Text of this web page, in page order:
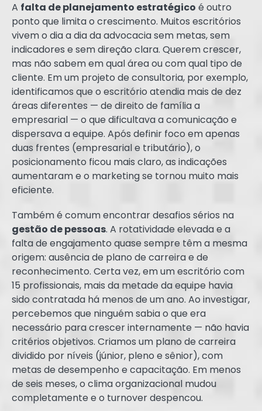
A falta de planejamento estratégico é outro
ponto que limita o crescimento. Muitos escritórios
vivem o dia a dia da advocacia sem metas, sem
indicadores e sem direção clara. Querem crescer,
mas não sabem em qual área ou com qual tipo de
cliente. Em um projeto de consultoria, por exemplo,
identificamos que o escritório atendia mais de dez
áreas diferentes — de direito de família a
empresarial — o que dificultava a comunicação e
dispersava a equipe. Após definir foco em apenas
duas frentes (empresarial e tributário), o
posicionamento ficou mais claro, as indicações
aumentaram e o marketing se tornou muito mais
eficiente.
Também é comum encontrar desafios sérios na
gestão de pessoas. A rotatividade elevada e a
falta de engajamento quase sempre têm a mesma
origem: ausência de plano de carreira e de
reconhecimento. Certa vez, em um escritório com
15 profissionais, mais da metade da equipe havia
sido contratada há menos de um ano. Ao investigar,
percebemos que ninguém sabia o que era
necessário para crescer internamente — não havia
critérios objetivos. Criamos um plano de carreira
dividido por níveis (júnior, pleno e sênior), com
metas de desempenho e capacitação. Em menos
de seis meses, o clima organizacional mudou
completamente e o turnover despencou.